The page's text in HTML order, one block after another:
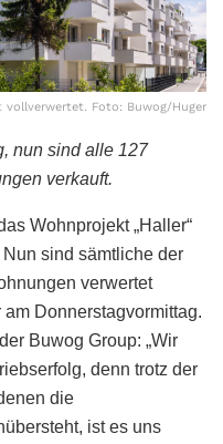
vollverwertet. Foto: Buwog/Huger
nun sind alle 127
verkauft.
Wohnprojekt „Haller“
sind sämtliche der
verwertet
Donnerstagvormittag.
Buwog Group: „Wir
denn trotz der
die
ist es uns